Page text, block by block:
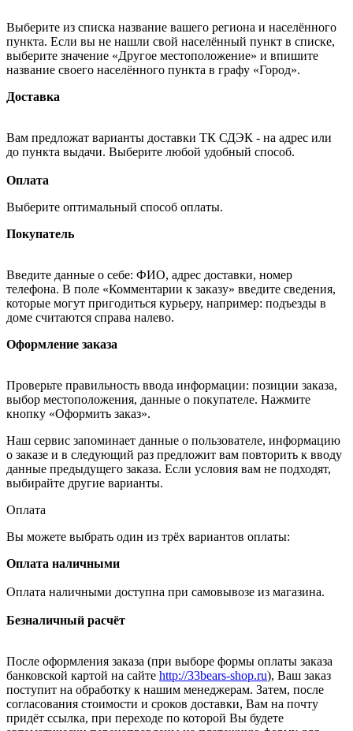
Выберите из списка название вашего региона и населённого
пункта. Если вы не нашли свой населённый пункт в списке,
выберите значение «Другое местоположение» и впишите
название своего населённого пункта в графу «Город».
Доставка
Вам предложат варианты доставки ТК СДЭК - на адрес или
до пункта выдачи. Выберите любой удобный способ.
Оплата
Выберите оптимальный способ оплаты.
Покупатель
Введите данные о себе: ФИО, адрес доставки, номер
телефона. В поле «Комментарии к заказу» введите сведения,
которые могут пригодиться курьеру, например: подъезды в
доме считаются справа налево.
Оформление заказа
Проверьте правильность ввода информации: позиции заказа,
выбор местоположения, данные о покупателе. Нажмите
кнопку «Оформить заказ».
Наш сервис запоминает данные о пользователе, информацию
о заказе и в следующий раз предложит вам повторить к вводу
данные предыдущего заказа. Если условия вам не подходят,
выбирайте другие варианты.
Оплата
Вы можете выбрать один из трёх вариантов оплаты:
Оплата наличными
Оплата наличными доступна при самовывозе из магазина.
Безналичный расчёт
После оформления заказа (при выборе формы оплаты заказа
банковской картой на сайте http://33bears-shop.ru), Ваш заказ
поступит на обработку к нашим менеджерам. Затем, после
согласования стоимости и сроков доставки, Вам на почту
придёт ссылка, при переходе по которой Вы будете